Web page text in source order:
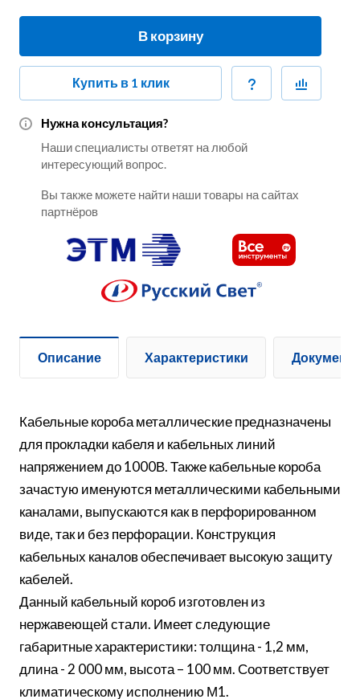
В корзину
Купить в 1 клик
Нужна консультация?
Наши специалисты ответят на любой
интересующий вопрос.
Вы также можете найти наши товары на сайтах
партнёров
Описание Характеристики
Кабельные короба металлические предназначены
для прокладки кабеля и кабельных линий
напряжением до 1000В. Также кабельные короба
зачастую именуются металлическими кабельными
каналами, выпускаются как в перфорированном
виде, так и без перфорации. Конструкция
кабельных каналов обеспечивает высокую защиту
кабелей.
Данный кабельный короб изготовлен из
нержавеющей стали. Имеет следующие
габаритные характеристики: толщина - 1,2 мм,
длина - 2 000 мм, высота – 100 мм. Соответствует
климатическому исполнению М1.